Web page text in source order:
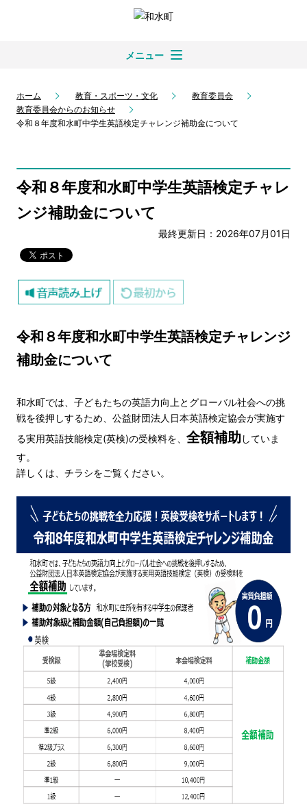
メニュー
ホーム 教育・スポーツ・文化
教育委員会
教育委員会からのお知らせ
令和８年度和水町中学生英語検定チャレンジ補助金について
令和８年度和水町中学生英語検定チャレ
ンジ補助金について
最終更新日：2026年07月01日
令和８年度和水町中学生英語検定チャレンジ
補助金について
和水町では、子どもたちの英語力向上とグローバル社会への挑
戦を後押しするため、公益財団法人日本英語検定協会が実施す
る実用英語技能検定(英検)の受検料を、 全額補助していま
す。
詳しくは、チラシをご覧ください。